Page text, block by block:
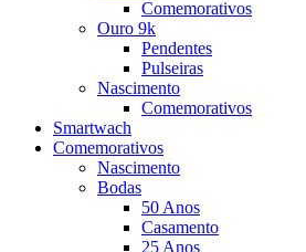
Comemorativos
Ouro 9k
Pendentes
Pulseiras
Nascimento
Comemorativos
Smartwach
Comemorativos
Nascimento
Bodas
50 Anos
Casamento
25 Anos